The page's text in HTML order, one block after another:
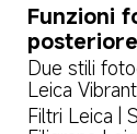
Funzioni
posteriore
Due stili
Leica
Filtri Leica |